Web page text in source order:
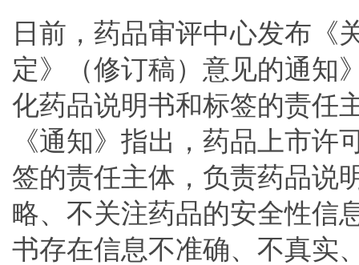
日前，药品审评中心发布《
定》（修订稿）意见的通知
化药品说明书和标签的责任
《通知》指出，药品上市
签的责任主体，负责药品说
略、不关注药品的安全性信
书存在信息不准确、不真实